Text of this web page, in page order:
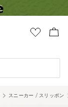
スニーカー / スリッポン